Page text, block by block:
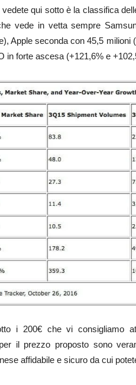
qui sotto è la classifica
vede in vetta sempre
Apple seconda con 45,5
in forte ascesa (+121,6% e
i 200€ che vi consigliamo
il prezzo proposto sono
affidabile e sicuro da cui